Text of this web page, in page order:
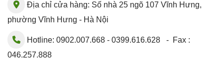
Địa chỉ cửa hàng: Số nhà 25 ngõ 107 Vĩnh Hưng,
phường Vĩnh Hưng - Hà Nội
Hotline: 0902.007.668 - 0399.616.628 - Fax :
046.257.888